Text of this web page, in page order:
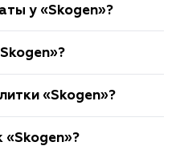
у «Skogen»?
«Skogen»?
«Skogen»?